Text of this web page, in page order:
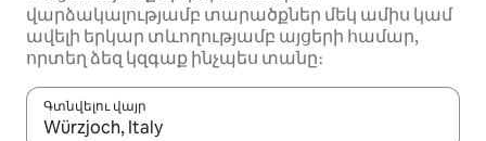
վարձակալությամբ տարածքներ մեկ ամիս կամ
ավելի երկար տևողությամբ այցերի համար,
որտեղ ձեզ կզգաք ինչպես տանը։
Գտնվելու վայր
Երբ արդյունքները հասանելի լինեն, սլաքների